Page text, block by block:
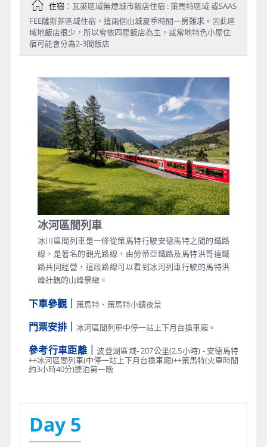
住宿：瓦萊區域無煙城市飯店住宿 : 策馬特區域 或SAAS
FEE薩斯菲區域住宿，這兩個山城夏季時間一房難求。因此區
域地飯店很少，所以會依四星飯店為主，或當地特色小屋住
宿可能會分為2-3間飯店
冰河區間列車
冰川區間列車是一條從策馬特行駛安德馬特之間的鐵路
線，是著名的觀光路線，由勞蒂亞鐵路及馬特洪哥達鐵
路共同經營，這段路線可以看到冰河列車行駛的馬特洪
峰壯觀的山峰景緻。
下車參觀｜ 策馬特、策馬特小鎮夜景
門票安排｜ 冰河區間列車中停一站上下月台換車廂。
參考行車距離｜波登湖區域- 207公里(2.5小時) - 安德馬特
++冰河區間列車(中停一站上下月台換車廂)++策馬特(火車時間
約3小時40分)連泊第一晚
Day 5